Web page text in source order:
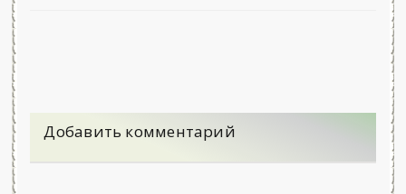
Добавить комментарий